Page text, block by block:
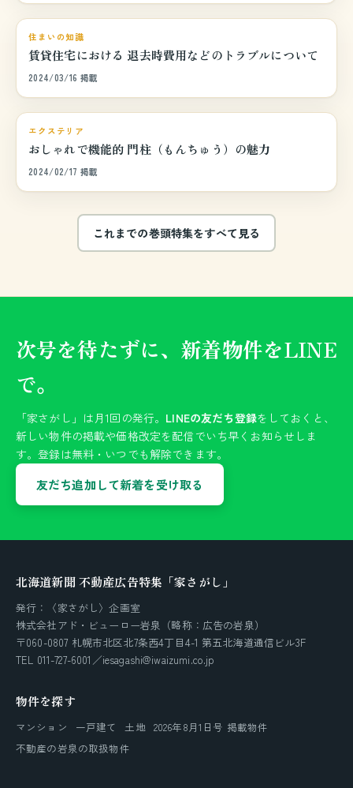
巻頭特集
住まいの知識
賃貸住宅における 退去時費用などのトラブルについて
2024/03/16 掲載
巻頭特集
エクステリア
おしゃれで機能的 門柱（もんちゅう）の魅力
2024/02/17 掲載
これまでの巻頭特集をすべて見る
次号を待たずに、新着物件をLINE
で。
「家さがし」は月1回の発行。 LINEの友だち登録をしておくと、
新しい物件の掲載や価格改定を配信でいち早くお知らせしま
す。登録は無料・いつでも解除できます。
友だち追加して新着を受け取る
北海道新聞 不動産広告特集「家さがし」
発行：〈家さがし〉企画室
株式会社アド・ビューロー岩泉（略称：広告の岩泉）
〒060-0807 札幌市北区北7条西4丁目4-1 第五北海道通信ビル3F
TEL 011-727-6001／iesagashi@iwaizumi.co.jp
物件を探す
マンション 一戸建て 土地 2026年8月1日号 掲載物件
不動産の岩泉の取扱物件